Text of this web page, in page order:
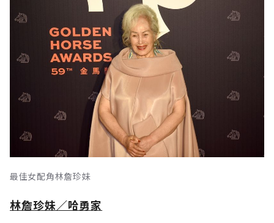
最佳女配角林詹珍妹
林詹珍妹／哈勇家